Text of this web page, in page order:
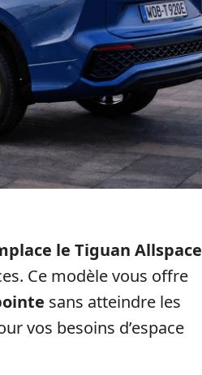
le Tiguan Allspace
Ce modèle vous offre
sans atteindre les
vos besoins d’espace